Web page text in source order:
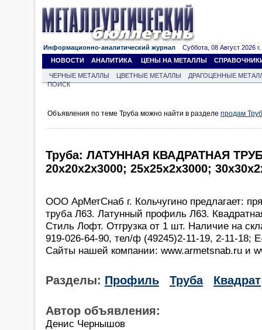
Информационно-аналитический журнал Суббота, 08 Август 2026 г.
НОВОСТИ
АНАЛИТИКА ЦЕНЫ НА МЕТАЛЛЫ
ЧЕРНЫЕ МЕТАЛЛЫ ЦВЕТНЫЕ МЕТАЛЛЫ
ДРАГОЦЕННЫЕ
ПОИСК
Объявления по теме Труба можно найти в разделе продам
Труба: ЛАТУННАЯ КВАДРАТНАЯ
20х20х2х3000; 25х25х2х3000;
ООО АрМетСнаб г. Кольчугино предлагает:
труба Л63. Латунный профиль Л63.
Стиль Лофт. Отгрузка от 1 шт. Наличие на
919-026-64-90, тел/ф (49245)2-11-19, 2-11-18;
Сайты нашей компании: www.armetsnab.ru и
Разделы: Профиль Труба Квадрат
Автор объявления:
Денис Чернышов